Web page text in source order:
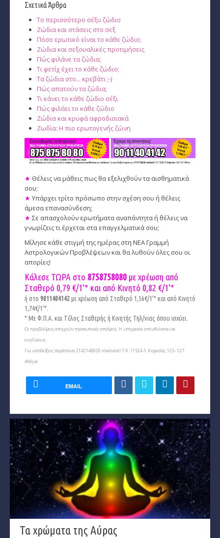
Σχετικά Άρθρα
Το περισσότερο σέξυ ζώδιο
Ζώδια και στάσεις στο σεξ
Πόσο ερωτικό είναι το κάθε ζώδιο;
Ζώδια και σεξουαλικές προτιμήσεις
Πώς φιλάνε τα ζώδια;
Τι φετίχ έχει το κάθε ζώδιο;
Τα ζώδια στο... κρεβάτι ;-)
Πώς απατούν τα ζώδια;
Τι κάνει το κάθε ζώδιο σέξι
Πώς φιλάει το κάθε ζώδιο
Ζώδια και κρυφά αφροδισιακά
Ζωδία: Η πιο ερωτογενής ζώνη
★ Θέλεις να μάθεις πως θα εξελιχθούν τα αισθηματικά
σου;
★ Υπάρχει τρίτο πρόσωπο στην σχέση σου ή θέλεις
άμεσα επανασύνδεση;
★ Σε απασχολούν ερωτήματα αναπάντητα ή θέλεις να
γνωρίζεις τι έρχεται στα επαγγελματικά σου;
Μίλησε κάθε στιγμή της ημέρας στη ΝΕΑ Γραμμή
Αστρολογικών Προβλέψεων και θα λυθούν όλες σου οι
απορίες!
Κάλεσε ΤΩΡΑ στο 8758758080 με χρέωση από
Σταθερό 0,79 €/1'* και από Κινητό 0,82 €/1'*
ή στο 9011404142με χρέωση από Σταθερό 1,56€/1’* και από Κινητό
1,74€/1’*.
* Με Φ.Π.Α. και Tέλος Σταθερής ή Κινητής Τηλ/νιας όπου ισχύει.
Οι προβλέψεις απηχούν προσωπικές απόψεις. Η υπηρεσία απευθύνεται σε
ενηλίκους.
Για υποδείξεις παράπονα 2142148020 mediatel Τ.Κ. 11524 Λ. Κηφισίας 125- 127
Αθήνα
EMAIL
Τα χρώματα της Αύρας